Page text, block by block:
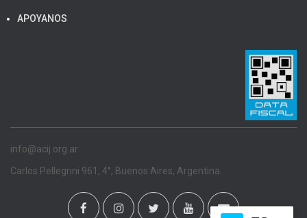
APOYANOS
info@acij.org.ar
Carlos Pellegrini 961, 4°, Buenos Aires, Argentina.